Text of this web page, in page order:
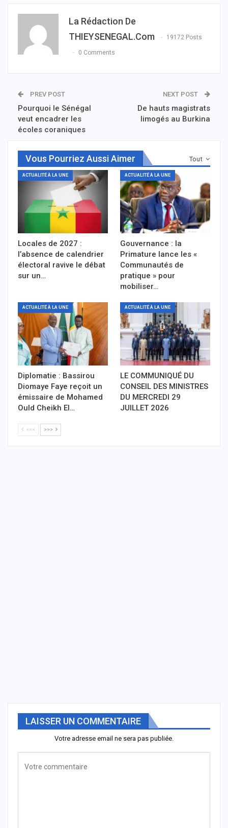
La Rédaction De
THIEYSENEGAL.com
19172 Posts
0 Comments
PREV POST
Pourquoi le Sénégal
veut encadrer les
écoles coraniques
NEXT POST
De hauts magistrats
limogés au Burkina
Tout
Vous Pourriez Aussi Aimer
ACTUALITÉ À LA UNE
Locales de 2027 :
l’absence de calendrier
électoral ravive le débat
sur un…
ACTUALITÉ À LA UNE
Gouvernance : la
Primature lance les «
Communautés de
pratique » pour
mobiliser…
ACTUALITÉ À LA UNE
Diplomatie : Bassirou
Diomaye Faye reçoit un
émissaire de Mohamed
Ould Cheikh El…
ACTUALITÉ À LA UNE
LE COMMUNIQUÉ DU
CONSEIL DES MINISTRES
DU MERCREDI 29
JUILLET 2026
<<< >>>
LAISSER UN COMMENTAIRE
Votre adresse email ne sera pas publiée.